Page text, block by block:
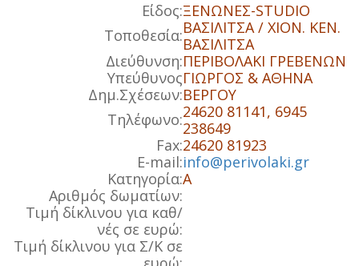
Είδος:ΞΕΝΩΝΕΣ-STUDIO
Τοποθεσία:ΒΑΣΙΛΙΤΣΑ / ΧΙΟΝ. ΚΕΝ.
ΒΑΣΙΛΙΤΣΑ
Διεύθυνση:ΠΕΡΙΒΟΛΑΚΙ ΓΡΕΒΕΝΩΝ
Υπεύθυνος
Δημ.Σχέσεων:
ΓΙΩΡΓΟΣ & ΑΘΗΝΑ
ΒΕΡΓΟΥ
Τηλέφωνο:24620 81141, 6945
238649
Fax:24620 81923
E-mail:info@perivolaki.gr
Κατηγορία:A
Αριθμός δωματίων:
Τιμή δίκλινου για καθ/
νές σε ευρώ:
Τιμή δίκλινου για Σ/Κ σε